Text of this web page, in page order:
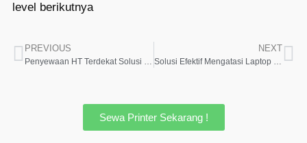
level berikutnya
PREVIOUS NEXT
Sewa Printer Sekarang !